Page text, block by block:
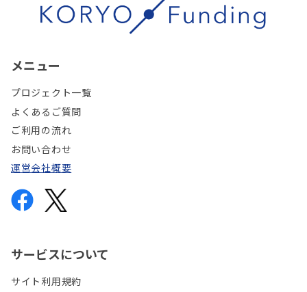
メニュー
プロジェクト一覧
よくあるご質問
ご利用の流れ
お問い合わせ
運営会社概要
サービスについて
サイト利用規約